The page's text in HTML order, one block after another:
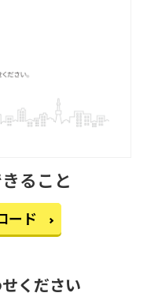
ること
ード
ください